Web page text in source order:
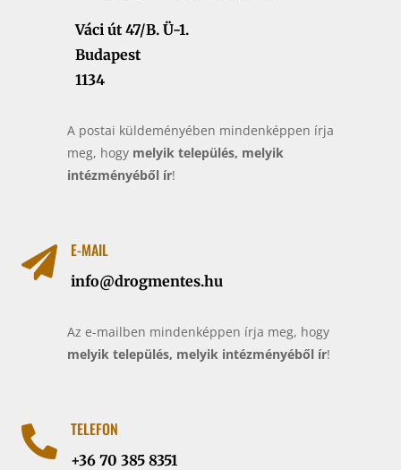
Váci út 47/B. Ü-1.
Budapest
1134
A postai küldeményében mindenképpen írja
meg, hogy melyik település, melyik
intézményéből ír!
 E-MAIL
info@drogmentes.hu
Az e-mailben mindenképpen írja meg, hogy
melyik település, melyik intézményéből ír!
 TELEFON
+36 70 385 8351